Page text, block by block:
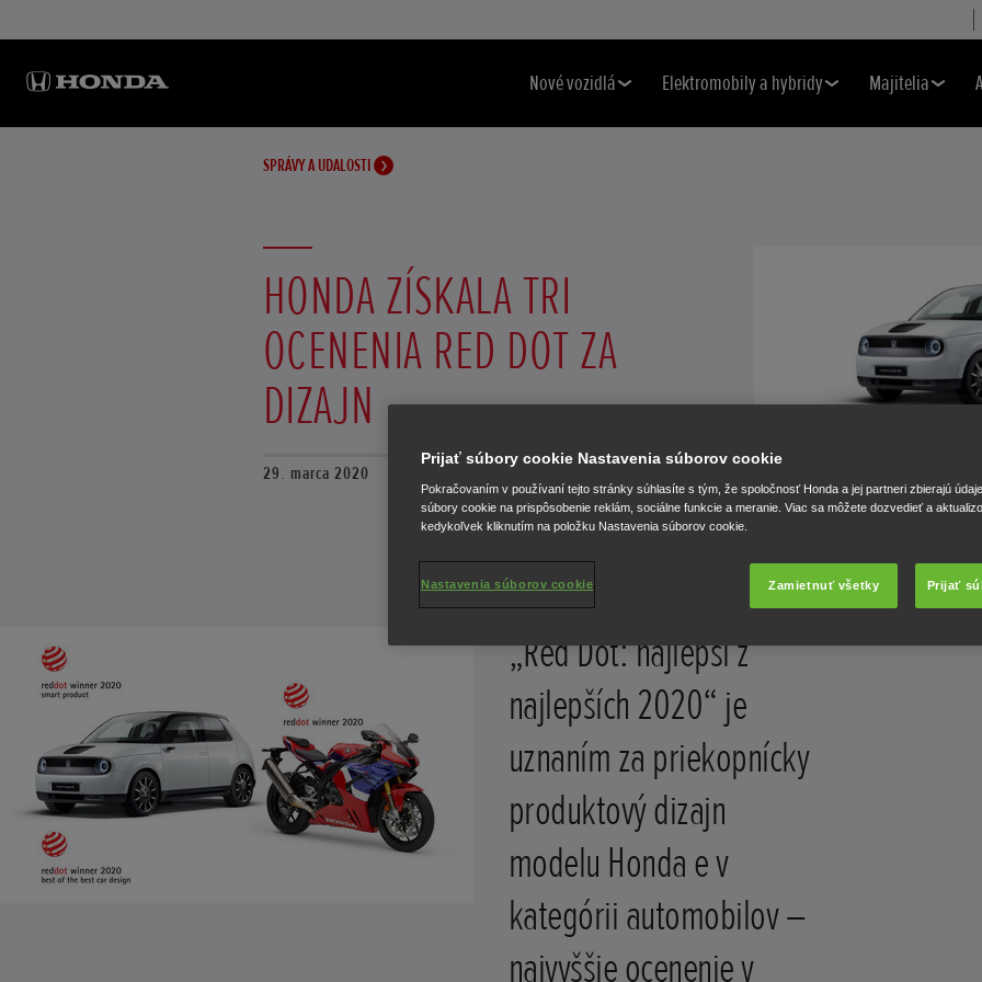
Nové vozidlá Elektromobily a hybridy Majitelia
SPRÁVY A UDALOSTI
HONDA ZÍSKALA TRI
OCENENIA RED DOT ZA
DIZAJN
29. marca 2020
„Red Dot: najlepší z
najlepších 2020“ je
uznaním za priekopnícky
produktový dizajn
modelu Honda e v
kategórii automobilov –
najvyššie ocenenie v
Prijať súbory cookie Nastavenia súborov cookie
Pokračovaním v používaní tejto stránky súhlasíte s tým, že spoločnosť Honda a jej partneri zbierajú
súbory cookie na prispôsobenie reklám, sociálne funkcie a meranie. Viac sa môžete dozvedieť a
kedykoľvek kliknutím na položku Nastavenia súborov cookie.
Zamietnuť všetky Prijať
Nastavenia súborov cookie